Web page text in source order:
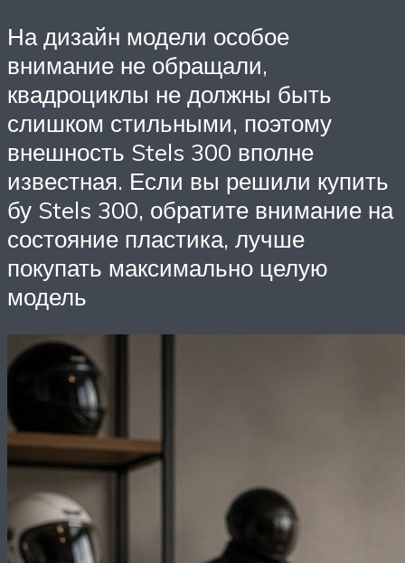
На дизайн модели особое
внимание не обращали,
квадроциклы не должны быть
слишком стильными, поэтому
внешность Stels 300 вполне
известная. Если вы решили купить
бу Stels 300, обратите внимание на
состояние пластика, лучше
покупать максимально целую
модель